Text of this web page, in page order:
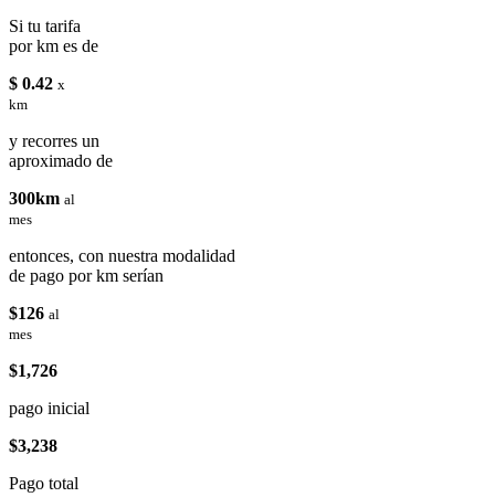
Si tu tarifa
por km es de
$ 0.42 x
km
y recorres un
aproximado de
300km al
mes
entonces, con nuestra modalidad
de pago por km serían
$126 al
mes
$1,726
pago inicial
$3,238
Pago total